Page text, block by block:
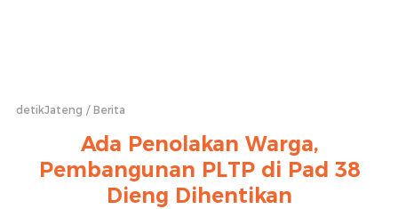
detikJateng Berita
Ada Penolakan Warga,
Pembangunan PLTP di Pad 38
Dieng Dihentikan